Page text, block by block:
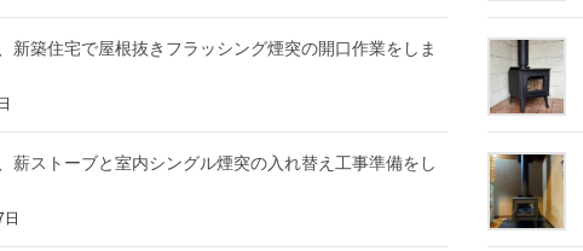
新築住宅で屋根抜きフラッシング煙突の開口作業をしま
薪ストーブと室内シングル煙突の入れ替え工事準備をし